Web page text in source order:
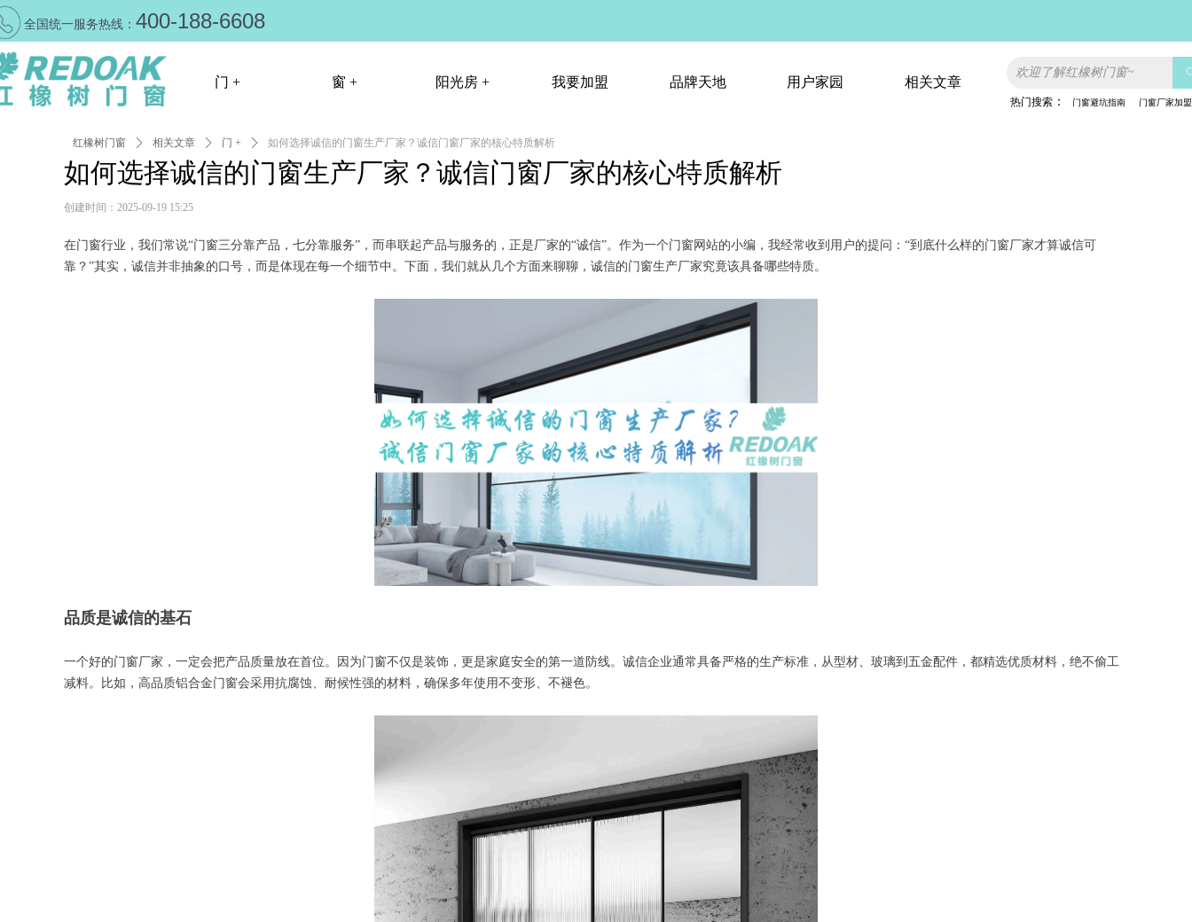
门 +
门 +
窗 +
窗 +
阳光房 +
阳光房 +
我要加盟
我要加盟
品牌天地 用户家园 相关文章
热门搜索 ： 门窗避坑指南 门窗厂家加盟
全国统一服务热线： 400-188-6608
在门窗行业，我们常说“门窗三分靠产品，七分靠服务”，而串联起产品与服务的，正是厂家的“诚信”。作为一个门窗网站的小编，我经常收到用户的提问：“到底什么样的门窗厂家才算诚信可
靠？”其实，诚信并非抽象的口号，而是体现在每一个细节中。下面，我们就从几个方面来聊聊，诚信的门窗生产厂家究竟该具备哪些特质。
品质是诚信的基石
一个好的门窗厂家，一定会把产品质量放在首位。因为门窗不仅是装饰，更是家庭安全的第一道防线。诚信企业通常具备严格的生产标准，从型材、玻璃到五金配件，都精选优质材料，绝不偷工
减料。比如，高品质铝合金门窗会采用抗腐蚀、耐候性强的材料，确保多年使用不变形、不褪色。
红橡树门窗 ꄲ 相关文章 ꄲ 门 + ꄲ 如何选择诚信的门窗生产厂家？诚信门窗厂家的核心特质解析
如何选择诚信的门窗生产厂家？诚信门窗厂家的核心特质解析
创建时间： 2025-09-19 15:25